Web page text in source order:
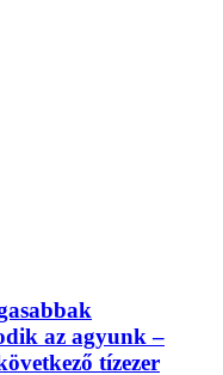
az agyunk –
tízezer